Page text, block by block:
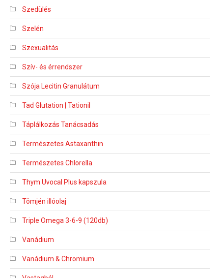
Szedülés
Szelén
Szexualitás
Szív- és érrendszer
Szója Lecitin Granulátum
Tad Glutation | Tationil
Táplálkozás Tanácsadás
Természetes Astaxanthin
Természetes Chlorella
Thym Uvocal Plus kapszula
Tömjén illóolaj
Triple Omega 3-6-9 (120db)
Vanádium
Vanádium & Chromium